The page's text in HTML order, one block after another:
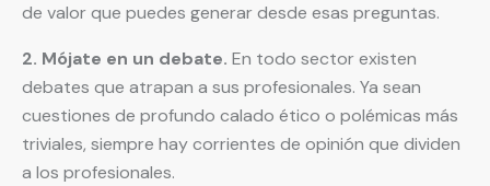
de valor que puedes generar desde esas preguntas.
2. Mójate en un debate. En todo sector existen
debates que atrapan a sus profesionales. Ya sean
cuestiones de profundo calado ético o polémicas más
triviales, siempre hay corrientes de opinión que dividen
a los profesionales.